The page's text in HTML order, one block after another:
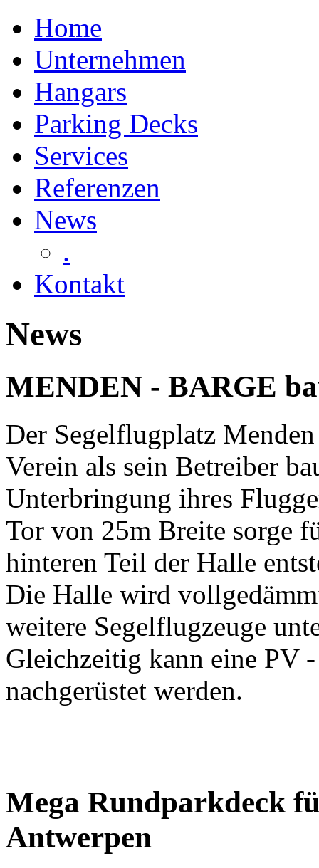
Home
Unternehmen
Hangars
Parking Decks
Services
Referenzen
News
.
Kontakt
News
MENDEN - BARGE
Der Segelflugplatz
Verein als sein Betreiber
Unterbringung ihres
Tor von 25m Breite sorge
hinteren Teil der Halle
Die Halle wird
weitere Segelflugzeuge
Gleichzeitig kann eine PV
nachgerüstet werden.
Mega Rundparkdeck
Antwerpen